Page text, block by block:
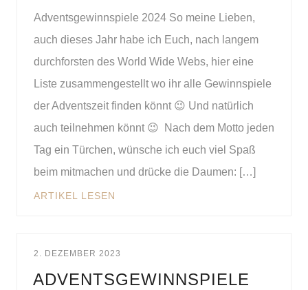
Adventsgewinnspiele 2024 So meine Lieben,
auch dieses Jahr habe ich Euch, nach langem
durchforsten des World Wide Webs, hier eine
Liste zusammengestellt wo ihr alle Gewinnspiele
der Adventszeit finden könnt 😉 Und natürlich
auch teilnehmen könnt 😉 Nach dem Motto jeden
Tag ein Türchen, wünsche ich euch viel Spaß
beim mitmachen und drücke die Daumen: […]
ARTIKEL LESEN
2. DEZEMBER 2023
ADVENTSGEWINNSPIELE